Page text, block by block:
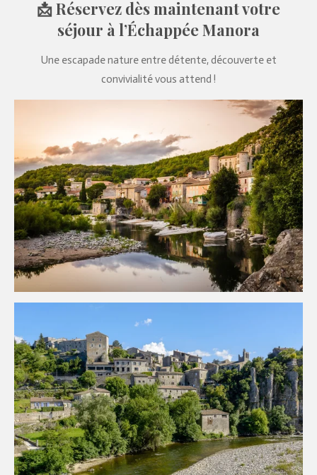
📩Réservez dès maintenant votre
séjour à l’Échappée Manora
Une escapade nature entre détente, découverte et
convivialité vous attend !